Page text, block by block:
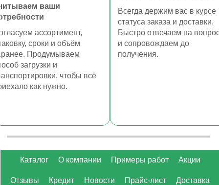
ваши
ассортимент,
сроки и объём
Продумываем
загрузки и
чтобы всё
как нужно.
Всегда держим вас в курсе
статуса заказа и доставки.
Быстро отвечаем на
и сопровождаем до
получения.
Каталог О компании Примеры работ Акции
Отзывы Кредит Новости Прайс-лист Доставка